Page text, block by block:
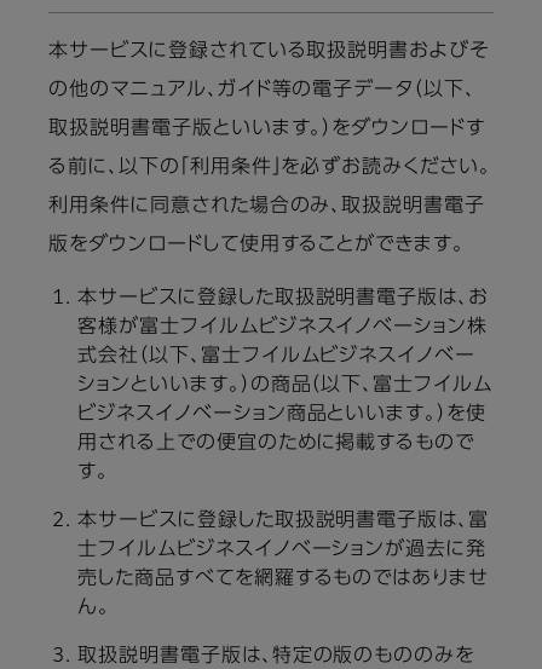
本サービスに登録されている取扱説明書およびそ
の他のマニュアル、ガイド等の電子データ（以下、
取扱説明書電子版といいます。）をダウンロードす
る前に、以下の「利用条件」を必ずお読みください。
利用条件に同意された場合のみ、取扱説明書電子
版をダウンロードして使用することができます。
本サービスに登録した取扱説明書電子版は、お
客様が富士フイルムビジネスイノベーション株
式会社（以下、富士フイルムビジネスイノベー
ションといいます。）の商品（以下、富士フイルム
ビジネスイノベーション商品といいます。）を使
用される上での便宜のために掲載するもので
す。
本サービスに登録した取扱説明書電子版は、富
士フイルムビジネスイノベーションが過去に発
売した商品すべてを網羅するものではありませ
ん。
取扱説明書電子版は、特定の版のもののみを